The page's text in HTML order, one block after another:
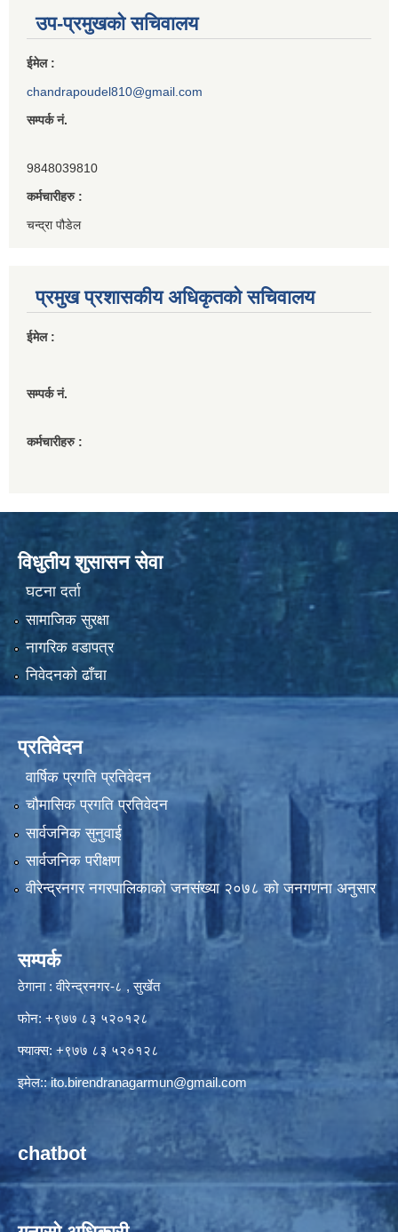
उप-प्रमुखको सचिवालय
ईमेल :
chandrapoudel810@gmail.com
सम्पर्क नं.
9848039810
कर्मचारीहरु :
चन्द्रा पौडेल
प्रमुख प्रशासकीय अधिकृतको सचिवालय
ईमेल :
सम्पर्क नं.
कर्मचारीहरु :
विधुतीय शुसासन सेवा
घटना दर्ता
सामाजिक सुरक्षा
नागरिक वडापत्र
निवेदनको ढाँचा
प्रतिवेदन
वार्षिक प्रगति प्रतिवेदन
चौमासिक प्रगति प्रतिवेदन
सार्वजनिक सुनुवाई
सार्वजनिक परीक्षण
वीरेन्द्रनगर नगरपालिकाकाे जनसंख्या २०७८ काे जनगणना अनुसार
सम्पर्क
ठेगाना : वीरेन्द्रनगर-८ , सुर्खेत
फोन: +९७७ ८३ ५२०१२८
फ्याक्स: +९७७ ८३ ५२०१२८
इमेल::ito.birendranagarmun@gmail.com
chatbot